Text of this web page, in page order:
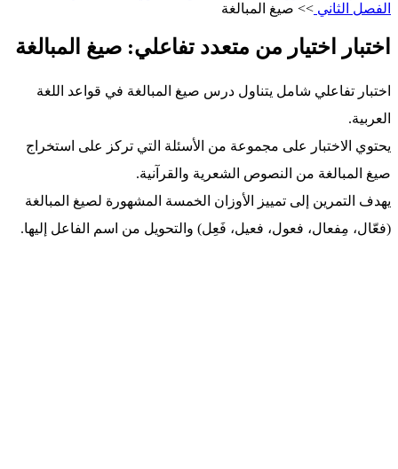
الفصل الثاني >> صيغ المبالغة
اختبار اختيار من متعدد تفاعلي: صيغ المبالغة
اختبار تفاعلي شامل يتناول درس صيغ المبالغة في قواعد اللغة
العربية.
يحتوي الاختبار على مجموعة من الأسئلة التي تركز على استخراج
صيغ المبالغة من النصوص الشعرية والقرآنية.
يهدف التمرين إلى تمييز الأوزان الخمسة المشهورة لصيغ المبالغة
(فعّال، مِفعال، فعول، فعيل، فَعِل) والتحويل من اسم الفاعل إليها.